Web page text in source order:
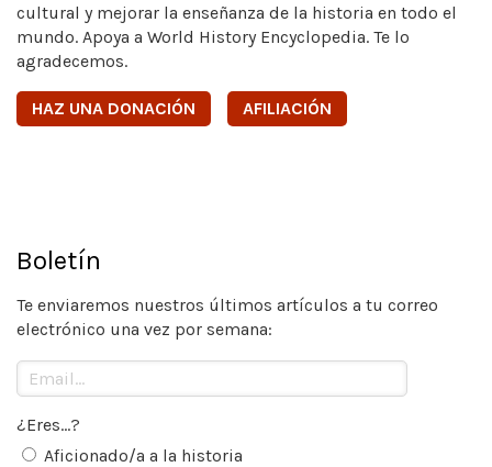
cultural y mejorar la enseñanza de la historia en todo el
mundo. Apoya a World History Encyclopedia. Te lo
agradecemos.
HAZ UNA DONACIÓN AFILIACIÓN
Boletín
Te enviaremos nuestros últimos artículos a tu correo
electrónico una vez por semana:
¿Eres...?
Aficionado/a a la historia